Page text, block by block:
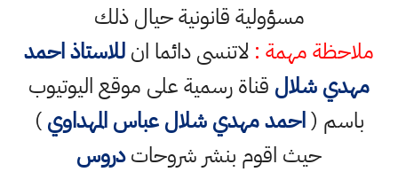
مسؤولية قانونية حيال ذلك
ملاحظة مهمة : لاتنسى دائما انللاستاذ احمد
مهدي شلال قناة رسمية على موقع اليوتيوب
باسم (احمد مهدي شلال عباس المهداوي)
حيث اقوم بنشر شروحاتدروس